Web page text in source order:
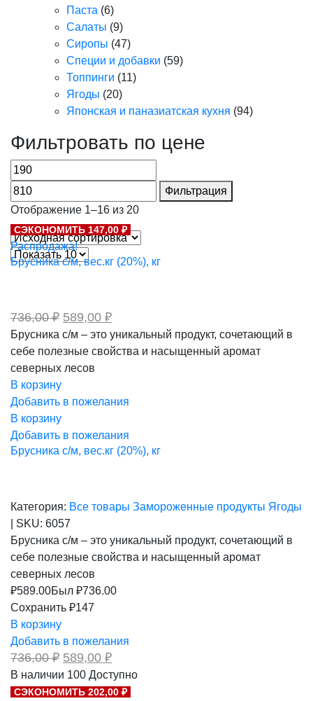
Паста (6)
Салаты (9)
Сиропы (47)
Специи и добавки (59)
Топпинги (11)
Ягоды (20)
Японская и паназиатская кухня (94)
Фильтровать по цене
Фильтрация
Отображение 1–16 из 20
СЭКОНОМИТЬ 147,00 ₽
Распродажа!
Брусника с/м, вес.кг (20%), кг
736,00₽ Первоначальная
цена
составляла
736,00 ₽.
589,00 ₽Текущая
589,00 ₽.
Брусника с/м – это уникальный продукт, сочетающий в
себе полезные свойства и насыщенный аромат
северных лесов
В корзину
Добавить в пожелания
В корзину
Добавить в пожелания
Брусника с/м, вес.кг (20%), кг
Категория: Все товары Замороженные продукты Ягоды
SKU: 6057
Брусника с/м – это уникальный продукт, сочетающий в
себе полезные свойства и насыщенный аромат
северных лесов
₽589.00Был ₽736.00
Сохранить ₽147
В корзину
Добавить в пожелания
736,00₽ Первоначальная
цена
составляла
736,00 ₽.
589,00 ₽Текущая
589,00 ₽.
В наличии 100 Доступно
СЭКОНОМИТЬ 202,00 ₽